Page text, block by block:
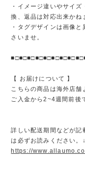
・イメージ違いやサイ
換、返品は対応出来かね
・タグデザインは画像
さいませ。
【 お届けについて 】
こちらの商品は海外店舗
ご入金から2~4週間前後
詳しい配送期間などが記
は必ずお読みください。
https://